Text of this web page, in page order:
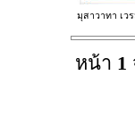
มุสาวาทา เว
หน้า 1